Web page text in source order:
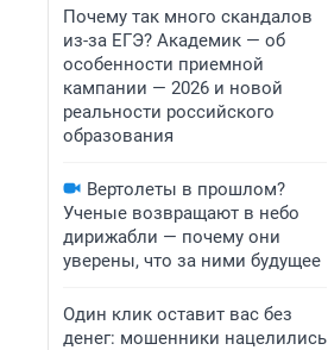
Почему так много скандалов
из-за ЕГЭ? Академик — об
особенности приемной
кампании — 2026 и новой
реальности российского
образования
Вертолеты в прошлом?
Ученые возвращают в небо
дирижабли — почему они
уверены, что за ними будущее
Один клик оставит вас без
денег: мошенники нацелились